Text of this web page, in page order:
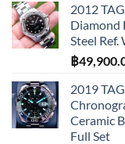
2012
Diamond
Steel Ref.
฿
2019
Ceramic
Full Set